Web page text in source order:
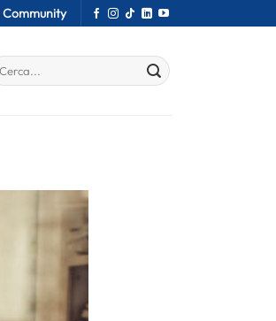
Community